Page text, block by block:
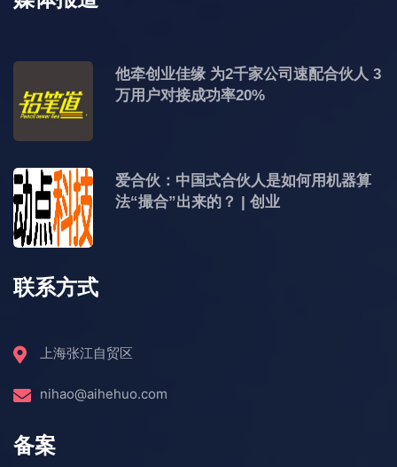
他牵创业佳缘 为2千家公司速配合伙人 3
万用户对接成功率20%
爱合伙：中国式合伙人是如何用机器算
法“撮合”出来的？ | 创业
联系方式
上海张江自贸区
nihao@aihehuo.com
备案